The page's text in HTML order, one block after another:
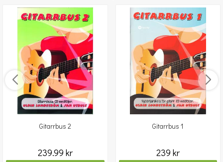
Gitarrbus 2
239.99 kr
Gitarrbus 1
239 kr